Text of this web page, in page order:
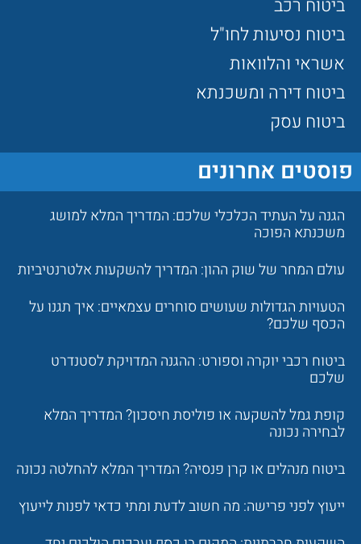
ביטוח רכב
ביטוח נסיעות לחו"ל
אשראי והלוואות
ביטוח דירה ומשכנתא
ביטוח עסק
פוסטים אחרונים
הגנה על העתיד הכלכלי שלכם: המדריך המלא למושג
משכנתא הפוכה
עולם המחר של שוק ההון: המדריך להשקעות אלטרנטיביות
הטעויות הגדולות שעושים סוחרים עצמאיים: איך תגנו על
הכסף שלכם?
ביטוח רכבי יוקרה וספורט: ההגנה המדויקת לסטנדרט
שלכם
קופת גמל להשקעה או פוליסת חיסכון? המדריך המלא
לבחירה נכונה
ביטוח מנהלים או קרן פנסיה? המדריך המלא להחלטה נכונה
ייעוץ לפני פרישה: מה חשוב לדעת ומתי כדאי לפנות לייעוץ